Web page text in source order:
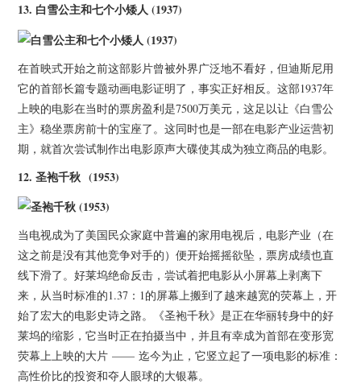
13. 白雪公主和七个小矮人(1937)
在首映式开始之前这部影片曾被外界广泛地不看好，但迪斯尼用
它的首部长篇专题动画电影证明了，事实正好相反。这部1937年
上映的电影在当时的票房盈利是7500万美元，这足以让《白雪公
主》稳坐票房前十的宝座了。这同时也是一部在电影产业运营初
期，就首次尝试制作出电影原声大碟使其成为独立商品的电影。
12.圣袍千秋 (1953)
当电视成为了美国民众家庭中普遍的家用电视后，电影产业（在
这之前是没有其他竞争对手的）便开始摇摇欲坠，票房成绩也直
线下滑了。好莱坞绝命反击，尝试着把电影从小屏幕上剥离下
来，从当时标准的1.37：1的屏幕上搬到了越来越宽的荧幕上，开
始了宏大的电影史诗之路。《圣袍千秋》是正在华丽转身中的好
莱坞的缩影，它当时正在拍摄当中，并且有幸成为首部在变形宽
荧幕上上映的大片 —— 迄今为止，它竖立起了一项电影的标准：
高性价比的投资和夺人眼球的大银幕。